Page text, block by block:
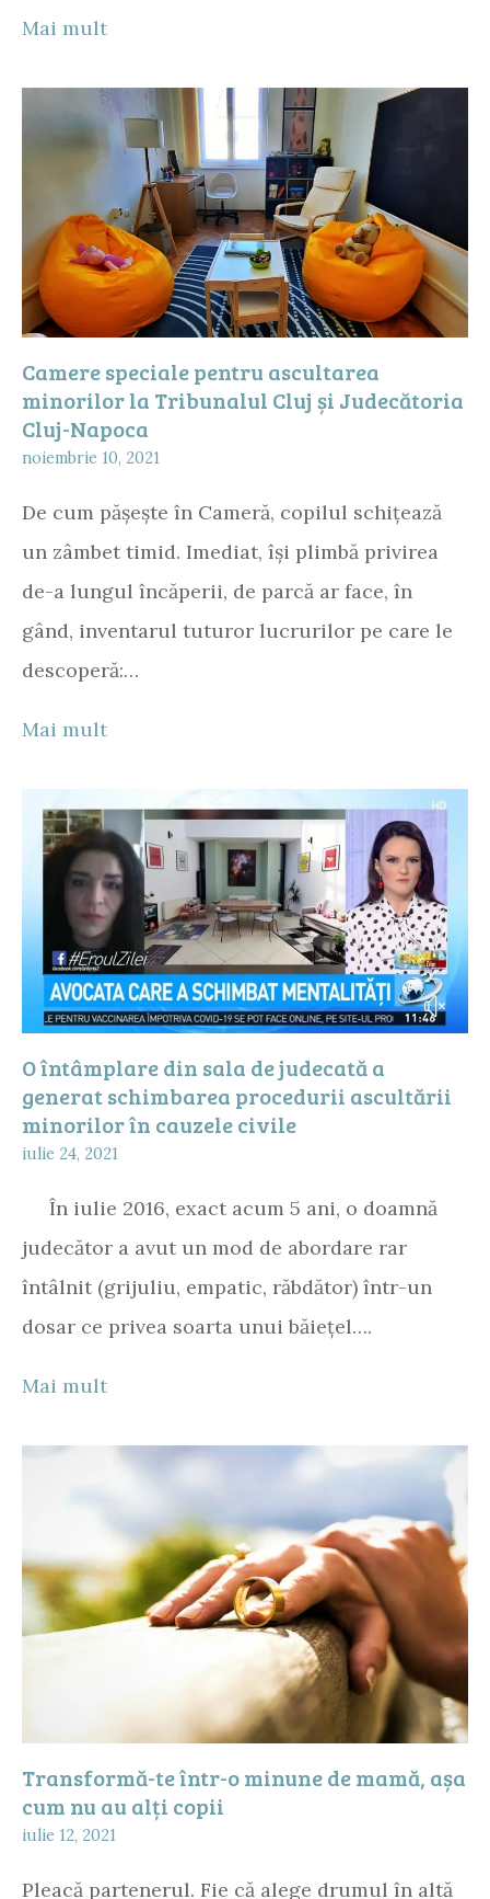
Mai mult
Camere speciale pentru ascultarea
minorilor la Tribunalul Cluj și Judecătoria
Cluj-Napoca
noiembrie 10, 2021
De cum pășește în Cameră, copilul schițează
un zâmbet timid. Imediat, își plimbă privirea
de-a lungul încăperii, de parcă ar face, în
gând, inventarul tuturor lucrurilor pe care le
descoperă:…
Mai mult
O întâmplare din sala de judecată a
generat schimbarea procedurii ascultării
minorilor în cauzele civile
iulie 24, 2021
În iulie 2016, exact acum 5 ani, o doamnă
judecător a avut un mod de abordare rar
întâlnit (grijuliu, empatic, răbdător) într-un
dosar ce privea soarta unui băiețel….
Mai mult
Transformă-te într-o minune de mamă, așa
cum nu au alți copii
iulie 12, 2021
Pleacă partenerul. Fie că alege drumul în altă